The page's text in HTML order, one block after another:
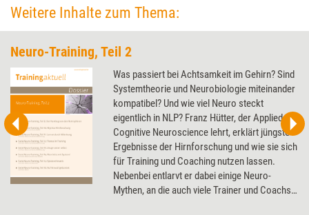
Weitere Inhalte zum Thema:
Neuro-Training, Teil 2
Was passiert bei Achtsamkeit im Gehirn? Sind
Systemtheorie und Neurobiologie miteinander
kompatibel? Und wie viel Neuro steckt
eigentlich in NLP? Franz Hütter, der Applied
Cognitive Neuroscience lehrt, erklärt jüngste
Ergebnisse der Hirnforschung und wie sie sich
für Training und Coaching nutzen lassen.
Nebenbei entlarvt er dabei einige Neuro-
Mythen, an die auch viele Trainer und Coachs